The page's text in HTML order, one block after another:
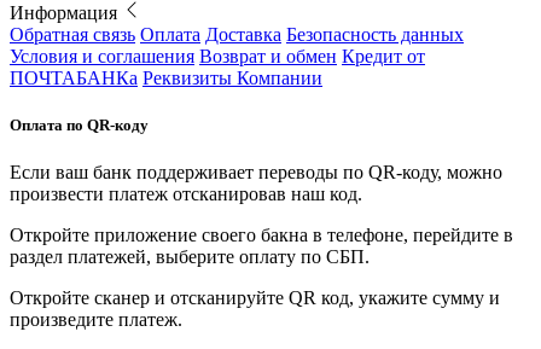
Информация
Обратная связь Оплата Доставка Безопасность данных
Условия и соглашения Возврат и обмен Кредит от
ПОЧТАБАНКа Реквизиты Компании
Оплата по QR-коду
Если ваш банк поддерживает переводы по QR-коду, можно
произвести платеж отсканировав наш код.
Откройте приложение своего бакна в телефоне, перейдите в
раздел платежей, выберите оплату по СБП.
Откройте сканер и отсканируйте QR код, укажите сумму и
произведите платеж.